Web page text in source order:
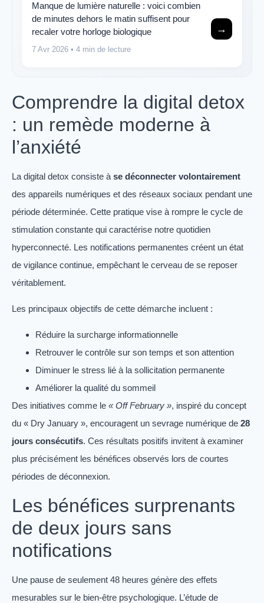
Manque de lumière naturelle : voici combien
de minutes dehors le matin suffisent pour
recaler votre horloge biologique
7 Avr 2026 • 4 min de lecture
→
Comprendre la digital detox
: un remède moderne à
l’anxiété
La digital detox consiste à se déconnecter volontairement
des appareils numériques et des réseaux sociaux pendant une
période déterminée. Cette pratique vise à rompre le cycle de
stimulation constante qui caractérise notre quotidien
hyperconnecté. Les notifications permanentes créent un état
de vigilance continue, empêchant le cerveau de se reposer
véritablement.
Les principaux objectifs de cette démarche incluent :
Réduire la surcharge informationnelle
Retrouver le contrôle sur son temps et son attention
Diminuer le stress lié à la sollicitation permanente
Améliorer la qualité du sommeil
Des initiatives comme le « Off February », inspiré du concept
du « Dry January », encouragent un sevrage numérique de 28
jours consécutifs. Ces résultats positifs invitent à examiner
plus précisément les bénéfices observés lors de courtes
périodes de déconnexion.
Les bénéfices surprenants
de deux jours sans
notifications
Une pause de seulement 48 heures génère des effets
mesurables sur le bien-être psychologique. L’étude de